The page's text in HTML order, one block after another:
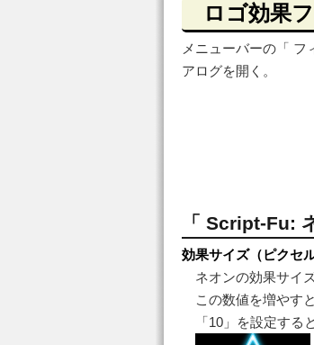
ロゴ効果
メニューバーの「 フ
アログを開く。
「 Script-Fu:
効果サイズ（ピクセル
ネオンの効果サイ
この数値を増やす
「10」を設定する